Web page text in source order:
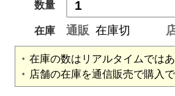
数量
在庫
通販 在庫切
在庫の数はリアルタイムではあ
店舗の在庫を通信販売で購入で